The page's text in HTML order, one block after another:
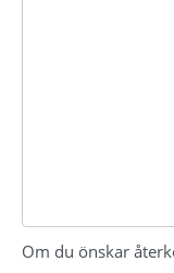
Om du önskar